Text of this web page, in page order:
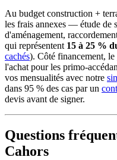
Au budget construction +
les frais annexes — étude de
d'aménagement,
qui représentent 15 à 25 %
cachés). Côté financement, le
l'achat pour les primo-
vos mensualités avec notre
dans 95 % des cas par un
devis avant de signer.
Questions
Cahors